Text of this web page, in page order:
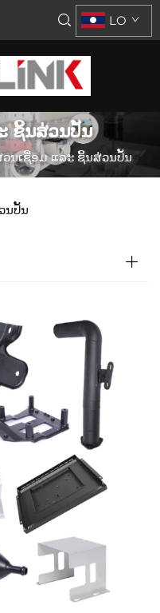
LO
ຊິ້ນສ່ວນປັ້ນ
ນເຊື່ອມ ແລະ ຊິ້ນສ່ວນປັ້ນ
ນປັ້ນ